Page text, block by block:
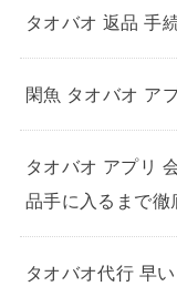
タオバオ 返品 手
閑魚 タオバオ ア
タオバオ アプリ
品手に入るまで徹
タオバオ代行 早